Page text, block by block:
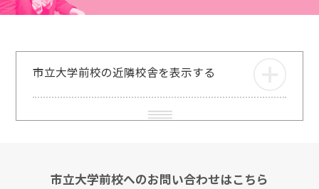
市立大学前校の近隣校舎を表示する
市立大学前校へのお問い合わせはこちら